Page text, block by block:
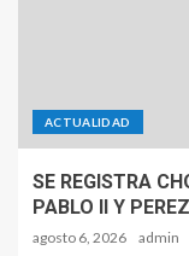
ACTUALIDAD
SE REGISTRA
PABLO II Y
agosto 6, 2026 admin